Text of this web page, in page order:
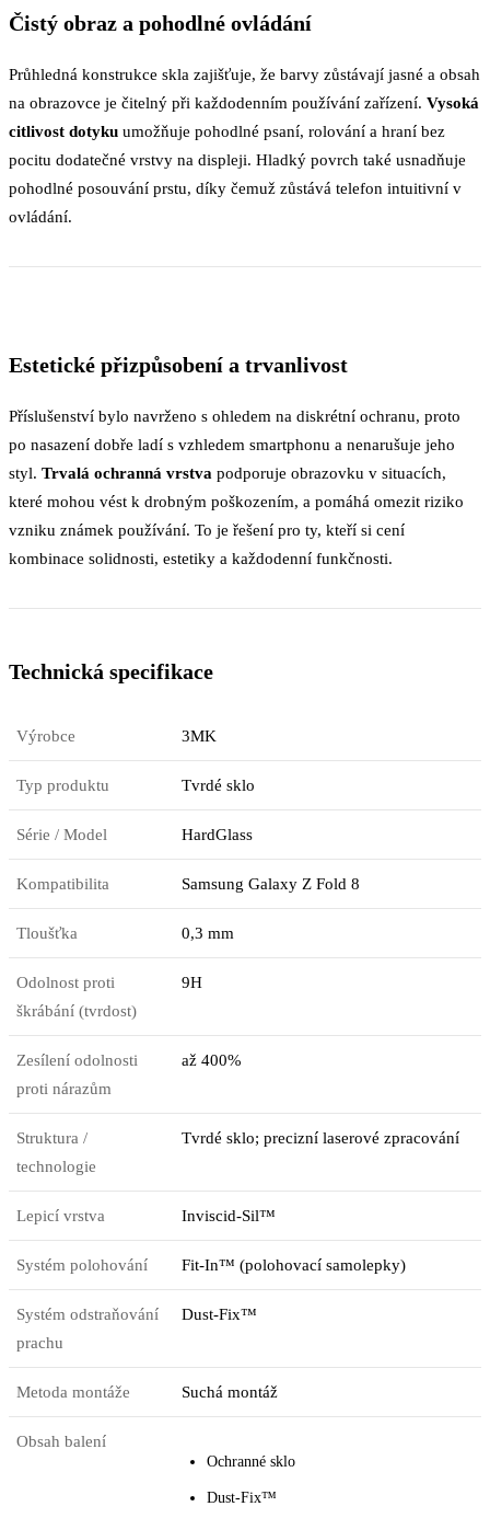
Čistý obraz a pohodlné ovládání
Průhledná konstrukce skla zajišťuje, že barvy zůstávají jasné a obsah
na obrazovce je čitelný při každodenním používání zařízení. Vysoká
citlivost dotyku umožňuje pohodlné psaní, rolování a hraní bez
pocitu dodatečné vrstvy na displeji. Hladký povrch také usnadňuje
pohodlné posouvání prstu, díky čemuž zůstává telefon intuitivní v
ovládání.
Estetické přizpůsobení a trvanlivost
Příslušenství bylo navrženo s ohledem na diskrétní ochranu, proto
po nasazení dobře ladí s vzhledem smartphonu a nenarušuje jeho
styl. Trvalá ochranná vrstva podporuje obrazovku v situacích,
které mohou vést k drobným poškozením, a pomáhá omezit riziko
vzniku známek používání. To je řešení pro ty, kteří si cení
kombinace solidnosti, estetiky a každodenní funkčnosti.
Technická specifikace
Výrobce 3MK
Typ produktu Tvrdé sklo
Série / Model HardGlass
Kompatibilita Samsung Galaxy Z Fold 8
Tloušťka 0,3 mm
Odolnost proti
škrábání (tvrdost)
9H
Zesílení odolnosti
proti nárazům
až 400%
Struktura /
technologie
Tvrdé sklo; precizní laserové zpracování
Lepicí vrstva Inviscid-Sil™
Systém polohování Fit-In™ (polohovací samolepky)
Systém odstraňování
prachu
Dust-Fix™
Metoda montáže Suchá montáž
Obsah balení
Ochranné sklo
Dust-Fix™